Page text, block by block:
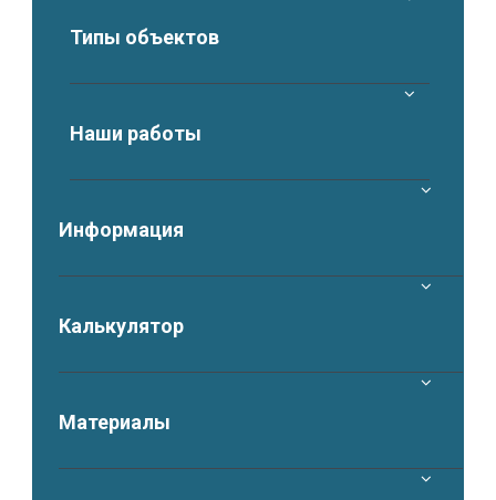
Типы объектов
Наши работы
Информация
Калькулятор
Материалы